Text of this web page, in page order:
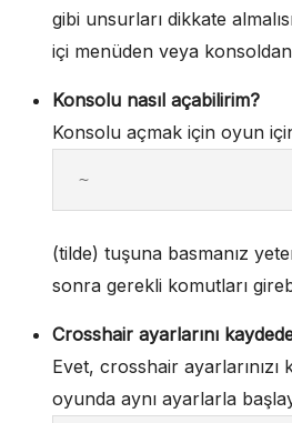
gibi unsurları dikkate
içi menüden veya
Konsolu nasıl açabilirim?
Konsolu açmak için oyun
~
(tilde) tuşuna basmanız
sonra gerekli komutları
Crosshair ayarlarını
Evet, crosshair
oyunda aynı ayarlarla